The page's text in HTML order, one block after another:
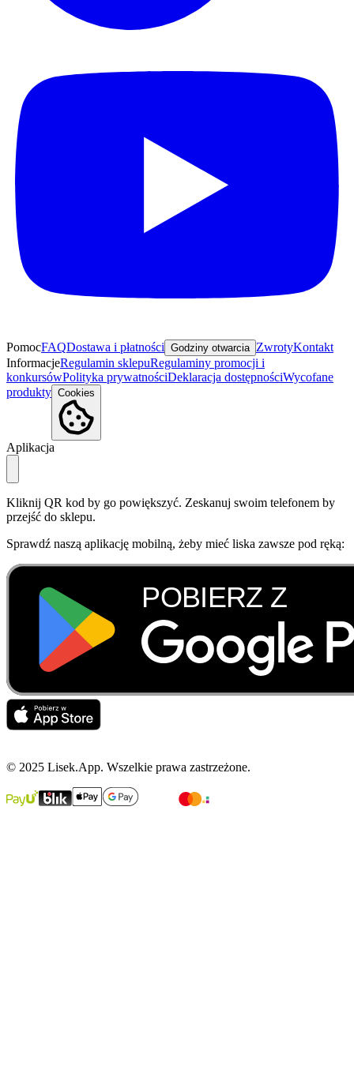
PomocFAQDostawa i płatności Godziny otwarcia ZwrotyKontakt
InformacjeRegulamin sklepuRegulaminy promocji i
konkursówPolityka prywatnościDeklaracja dostępnościWycofane
produkty Cookies
Aplikacja
Kliknij QR kod by go powiększyć. Zeskanuj swoim telefonem by
przejść do sklepu.
Sprawdź naszą aplikację mobilną, żeby mieć liska zawsze pod ręką:
© 2025 Lisek.App. Wszelkie prawa zastrzeżone.